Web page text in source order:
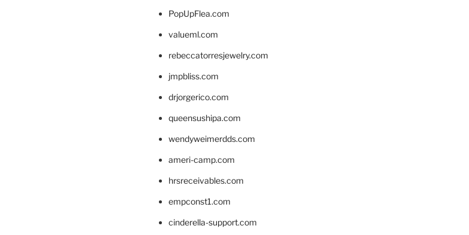
PopUpFlea.com
valueml.com
rebeccatorresjewelry.com
jmpbliss.com
drjorgerico.com
queensushipa.com
wendyweimerdds.com
ameri-camp.com
hrsreceivables.com
empconst1.com
cinderella-support.com